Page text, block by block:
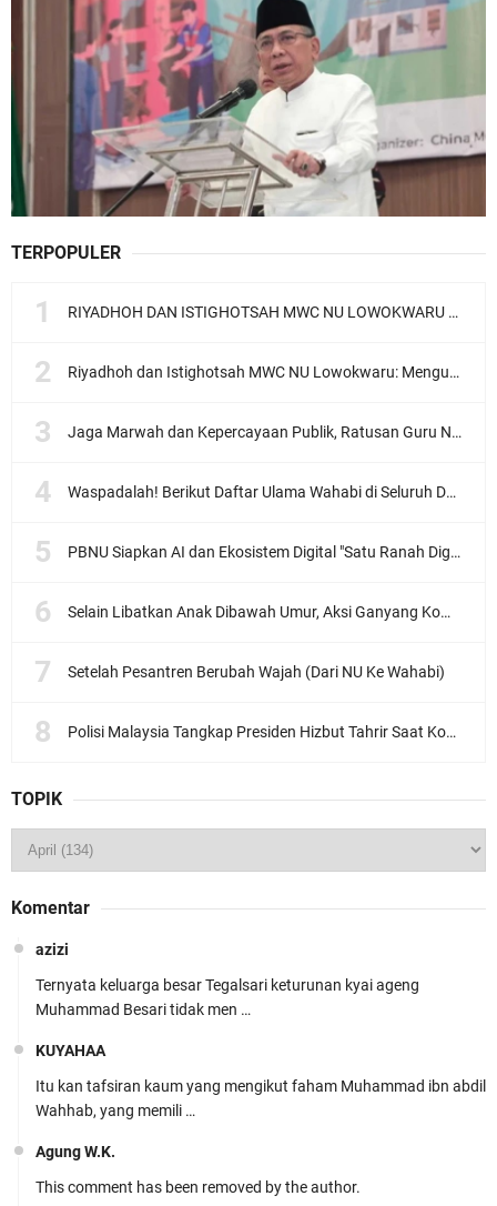
TERPOPULER
RIYADHOH DAN ISTIGHOTSAH MWC NU LOWOKWARU Menyambut Muktamar NU ke-35, Meneguhkan Sanad Laku Para Muassis
Riyadhoh dan Istighotsah MWC NU Lowokwaru: Menguatkan Doa, Menjalin Ukhuwah Menyambut Muktamar NU ke-35
Jaga Marwah dan Kepercayaan Publik, Ratusan Guru Ngaji Kota Malang Serukan Deklarasi Ramah Anak
Waspadalah! Berikut Daftar Ulama Wahabi di Seluruh Dunia dan Karya-karyanya
PBNU Siapkan AI dan Ekosistem Digital "Satu Ranah Digital untuk Ulama", Siap Diluncurkan dalam Waktu Dekat!
Selain Libatkan Anak Dibawah Umur, Aksi Ganyang Komunis Jadi Sorotan Karena Ada Narasi Halal Sembelih Orang
Setelah Pesantren Berubah Wajah (Dari NU Ke Wahabi)
Polisi Malaysia Tangkap Presiden Hizbut Tahrir Saat Konferensi Pers
TOPIK
Komentar
azizi
Ternyata keluarga besar Tegalsari keturunan kyai ageng
Muhammad Besari tidak men …
KUYAHAA
Itu kan tafsiran kaum yang mengikut faham Muhammad ibn abdil
Wahhab, yang memili …
Agung W.K.
This comment has been removed by the author.